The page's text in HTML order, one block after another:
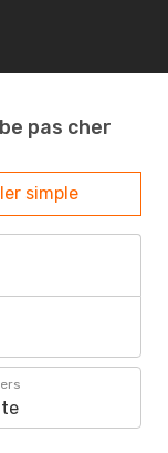
pas cher
simple